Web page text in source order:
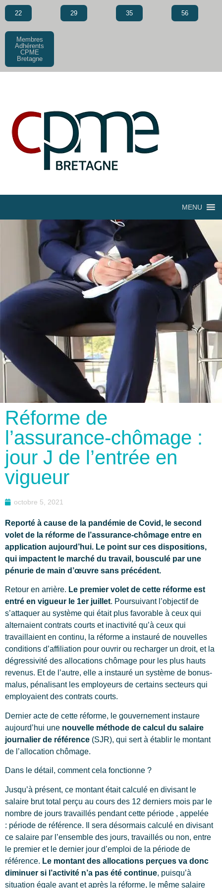
22 29 35 56
Membres
Adhérents
CPME
Bretagne
MENU
Réforme de
l’assurance-chômage :
jour J de l’entrée en
vigueur
octobre 5, 2021
Reporté à cause de la pandémie de Covid, le second
volet de la réforme de l’assurance-chômage entre en
application aujourd’hui. Le point sur ces dispositions,
qui impactent le marché du travail, bousculé par une
pénurie de main d’œuvre sans précédent.
Retour en arrière. Le premier volet de cette réforme est
entré en vigueur le 1er juillet. Poursuivant l’objectif de
s’attaquer au système qui était plus favorable à ceux qui
alternaient contrats courts et inactivité qu’à ceux qui
travaillaient en continu, la réforme a instauré de nouvelles
conditions d’affiliation pour ouvrir ou recharger un droit, et la
dégressivité des allocations chômage pour les plus hauts
revenus. Et de l’autre, elle a instauré un système de bonus-
malus, pénalisant les employeurs de certains secteurs qui
employaient des contrats courts.
Dernier acte de cette réforme, le gouvernement instaure
aujourd’hui une nouvelle méthode de calcul du salaire
journalier de référence (SJR), qui sert à établir le montant
de l’allocation chômage.
Dans le détail, comment cela fonctionne ?
Jusqu’à présent, ce montant était calculé en divisant le
salaire brut total perçu au cours des 12 derniers mois par le
nombre de jours travaillés pendant cette période , appelée
: période de référence. Il sera désormais calculé en divisant
ce salaire par l’ensemble des jours, travaillés ou non, entre
le premier et le dernier jour d’emploi de la période de
référence. Le montant des allocations perçues va donc
diminuer si l’activité n’a pas été continue, puisqu’à
situation égale avant et après la réforme, le même salaire